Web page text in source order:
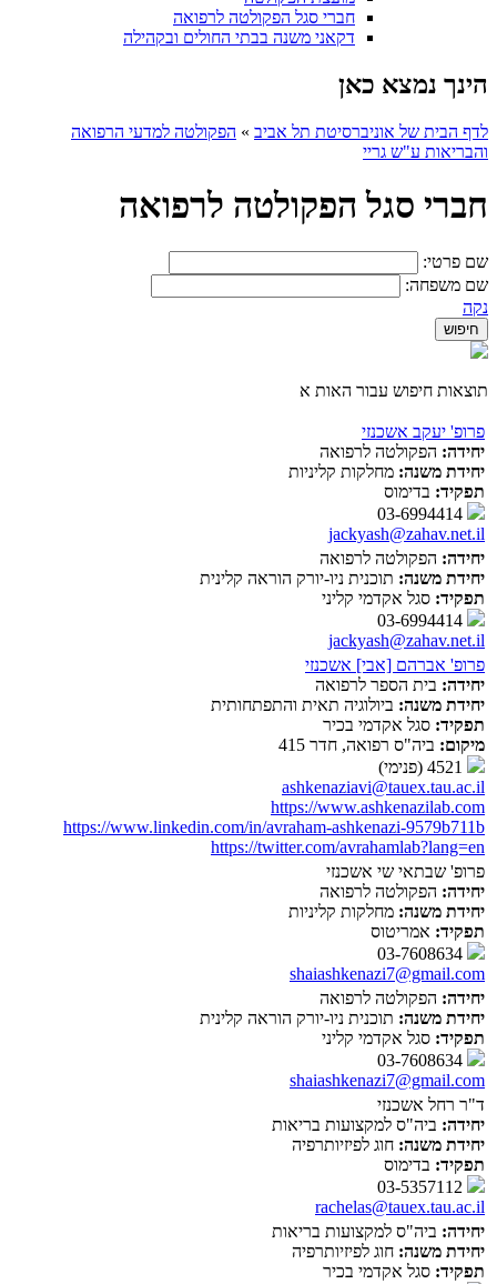
חברי סגל הפקולטה לרפואה
דקאני משנה בבתי החולים ובקהילה
הינך נמצא כאן
לדף הבית של אוניברסיטת תל אביב » הפקולטה למדעי הרפואה
והבריאות ע"ש גריי
חברי סגל הפקולטה לרפואה
שם פרטי:
שם משפחה:
נקה
תוצאות חיפוש עבור האות א
פרופ' יעקב אשכנזי
יחידה: הפקולטה לרפואה
יחידת משנה: מחלקות קליניות
תפקיד: בדימוס
jackyash@zahav.net.il
יחידה: הפקולטה לרפואה
יחידת משנה: תוכנית ניו-יורק הוראה קלינית
תפקיד: סגל אקדמי קליני
jackyash@zahav.net.il
פרופ' אברהם [אבי] אשכנזי
יחידה: בית הספר לרפואה
יחידת משנה: ביולוגיה תאית והתפתחותית
תפקיד: סגל אקדמי בכיר
מיקום: ביה"ס רפואה, חדר 415
ashkenaziavi@tauex.tau.ac.il
https://www.ashkenazilab.com
https://www.linkedin.com/in/avraham-ashkenazi-9579b711b
https://twitter.com/avrahamlab?lang=en
פרופ' שבתאי שי אשכנזי
יחידה: הפקולטה לרפואה
יחידת משנה: מחלקות קליניות
תפקיד: אמריטוס
shaiashkenazi7@gmail.com
יחידה: הפקולטה לרפואה
יחידת משנה: תוכנית ניו-יורק הוראה קלינית
תפקיד: סגל אקדמי קליני
shaiashkenazi7@gmail.com
ד"ר רחל אשכנזי
יחידה: ביה"ס למקצועות בריאות
יחידת משנה: חוג לפיזיותרפיה
תפקיד: בדימוס
rachelas@tauex.tau.ac.il
יחידה: ביה"ס למקצועות בריאות
יחידת משנה: חוג לפיזיותרפיה
תפקיד: סגל אקדמי בכיר